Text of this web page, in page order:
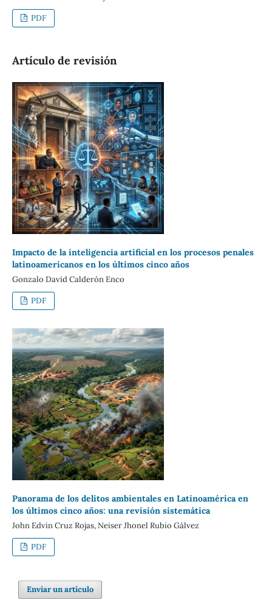
PDF
Artículo de revisión
Impacto de la inteligencia artificial en los procesos penales
latinoamericanos en los últimos cinco años
Gonzalo David Calderón Enco
PDF
Panorama de los delitos ambientales en Latinoamérica en
los últimos cinco años: una revisión sistemática
John Edvin Cruz Rojas, Neiser Jhonel Rubio Gálvez
PDF
Enviar un artículo